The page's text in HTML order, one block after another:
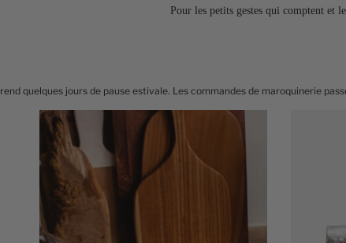
Pour les petits gestes qui comptent et
estivale. Les commandes de maroquinerie passées à partir du 2 août